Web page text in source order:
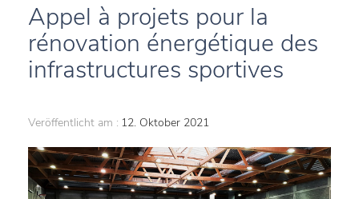
Appel à projets pour la
rénovation énergétique des
infrastructures sportives
Veröffentlicht am : 12. Oktober 2021